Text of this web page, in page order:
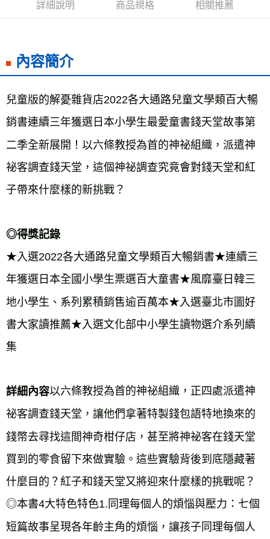
7-11取貨付款
每筆NT$60，滿NT$799(含以上)免運費
每筆NT$70，滿NT$799(含以上)免運費
離島宅配
每筆NT$200，滿NT$99,999(含以上)免運費
海外叢書運費 查看運費
雜誌海外運費
詳細說明 商品規格 相關推薦
內容簡介
兒童版的解憂雜貨店2022各大通路兒童文學類百大暢
銷書連續三年獲選日本小學生最愛童書錢天堂故事第
二季全新展開！以六條教授為首的神祕組織，派遣神
祕客調查錢天堂，這個神祕調查究竟會對錢天堂和紅
子帶來什麼樣的新挑戰？
◎得獎記錄
★入選2022各大通路兒童文學類百大暢銷書★連續三
年獲選日本全國小學生票選百大童書★風靡臺日韓三
地小學生、系列累積銷售逾百萬本★入選臺北市圖好
書大家讀推薦★入選文化部中小學生讀物選介系列續
集
詳細內容以六條教授為首的神祕組織，正四處派遣神
祕客調查錢天堂，讓他們拿著特製錢包語特地換來的
錢幣去尋找這間神奇柑仔店，甚至將神祕客在錢天堂
買到的零食留下來做實驗。這些實驗背後到底隱藏著
什麼目的？紅子和錢天堂又將迎來什麼樣的挑戰呢？
◎本書4大特色特色1.同理每個人的煩惱與壓力：七個
短篇故事呈現各年齡主角的煩惱，讓孩子同理每個人